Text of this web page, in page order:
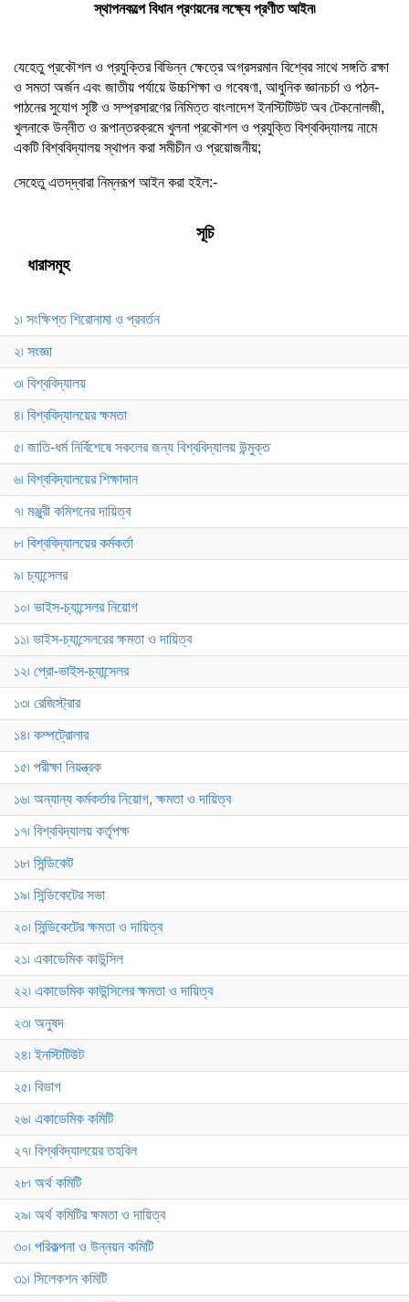
স্থাপনকল্পে বিধান প্রণয়নের লক্ষ্যে প্রণীত আইন৷
যেহেতু প্রকৌশল ও প্রযুক্তির বিভিন্ন ক্ষেত্রে অগ্রসরমান বিশ্বের সাথে সঙ্গতি রক্ষা
ও সমতা অর্জন এবং জাতীয় পর্যায়ে উচ্চশিক্ষা ও গবেষণা, আধুনিক জ্ঞানচর্চা ও পঠন-
পাঠনের সুযোগ সৃষ্টি ও সম্প্রসারণের নিমিত্ত বাংলাদেশ ইনস্টিটিউট অব টেকনোলজী,
খুলনাকে উন্নীত ও রূপান্তরক্রমে খুলনা প্রকৌশল ও প্রযুক্তি বিশ্ববিদ্যালয় নামে
একটি বিশ্ববিদ্যালয় স্থাপন করা সমীচীন ও প্রয়োজনীয়;
সেহেতু এতদ্‌দ্বারা নিম্নরূপ আইন করা হইল:-
সূচি
ধারাসমূহ
১৷ সংক্ষিপ্ত শিরোনামা ও প্রবর্তন
২৷ সংজ্ঞা
৩৷ বিশ্ববিদ্যালয়
৪৷ বিশ্ববিদ্যালয়ের ক্ষমতা
৫৷ জাতি-ধর্ম নির্বিশেষে সকলের জন্য বিশ্ববিদ্যালয় উন্মুক্ত
৬৷ বিশ্ববিদ্যালয়ের শিক্ষাদান
৭৷ মঞ্জুরী কমিশনের দায়িত্ব
৮৷ বিশ্ববিদ্যালয়ের কর্মকর্তা
৯৷ চ্যান্সেলর
১০৷ ভাইস-চ্যান্সেলর নিয়োগ
১১৷ ভাইস-চ্যান্সেলরের ক্ষমতা ও দায়িত্ব
১২৷ প্রো-ভাইস-চ্যান্সেলর
১৩৷ রেজিস্ট্রার
১৪৷ কম্পট্রোলার
১৫৷ পরীক্ষা নিয়ন্ত্রক
১৬৷ অন্যান্য কর্মকর্তার নিয়োগ, ক্ষমতা ও দায়িত্ব
১৭৷ বিশ্ববিদ্যালয় কর্তৃপক্ষ
১৮৷ সিন্ডিকেট
১৯৷ সিন্ডিকেটের সভা
২০৷ সিন্ডিকেটের ক্ষমতা ও দায়িত্ব
২১৷ একাডেমিক কাউন্সিল
২২৷ একাডেমিক কাউন্সিলের ক্ষমতা ও দায়িত্ব
২৩৷ অনুষদ
২৪৷ ইনস্টিটিউট
২৫৷ বিভাগ
২৬৷ একাডেমিক কমিটি
২৭৷ বিশ্ববিদ্যালয়ের তহবিল
২৮৷ অর্থ কমিটি
২৯৷ অর্থ কমিটির ক্ষমতা ও দায়িত্ব
৩০৷ পরিকল্পনা ও উন্নয়ন কমিটি
৩১৷ সিলেকশন কমিটি